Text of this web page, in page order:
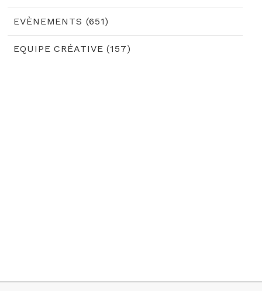
EVÈNEMENTS (651)
EQUIPE CRÉATIVE (157)